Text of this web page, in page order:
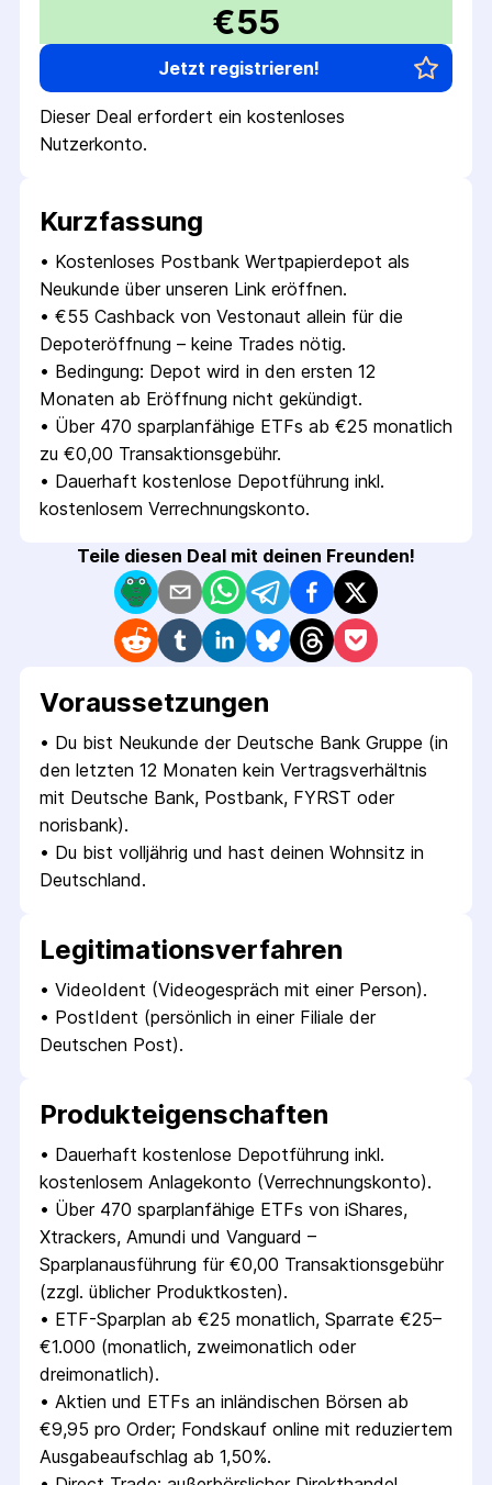
€55
Jetzt registrieren!
Dieser Deal erfordert ein kostenloses
Nutzerkonto.
Kurzfassung
• Kostenloses Postbank Wertpapierdepot als
Neukunde über unseren Link eröffnen.
• €55 Cashback von Vestonaut allein für die
Depoteröffnung – keine Trades nötig.
• Bedingung: Depot wird in den ersten 12
Monaten ab Eröffnung nicht gekündigt.
• Über 470 sparplanfähige ETFs ab €25 monatlich
zu €0,00 Transaktionsgebühr.
• Dauerhaft kostenlose Depotführung inkl.
kostenlosem Verrechnungskonto.
Teile diesen Deal mit deinen Freunden!
Voraus­setzungen
• Du bist Neukunde der Deutsche Bank Gruppe (in
den letzten 12 Monaten kein Vertragsverhältnis
mit Deutsche Bank, Postbank, FYRST oder
norisbank).
• Du bist volljährig und hast deinen Wohnsitz in
Deutschland.
Legitimations­verfahren
• VideoIdent (Videogespräch mit einer Person).
• PostIdent (persönlich in einer Filiale der
Deutschen Post).
Produkt­eigenschaften
• Dauerhaft kostenlose Depotführung inkl.
kostenlosem Anlagekonto (Verrechnungskonto).
• Über 470 sparplanfähige ETFs von iShares,
Xtrackers, Amundi und Vanguard –
Sparplanausführung für €0,00 Transaktionsgebühr
(zzgl. üblicher Produktkosten).
• ETF-Sparplan ab €25 monatlich, Sparrate €25–
€1.000 (monatlich, zweimonatlich oder
dreimonatlich).
• Aktien und ETFs an inländischen Börsen ab
€9,95 pro Order; Fondskauf online mit reduziertem
Ausgabeaufschlag ab 1,50%.